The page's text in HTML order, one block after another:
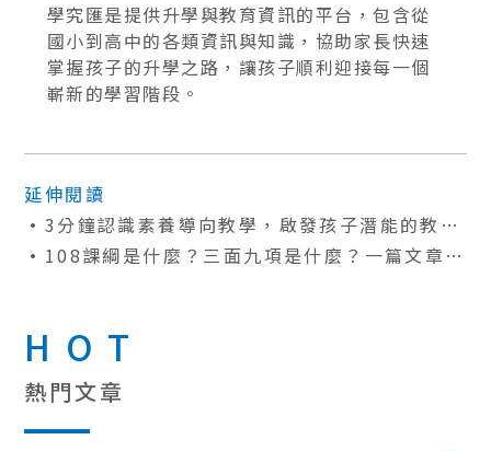
學究匯是提供升學與教育資訊的平台，包含從
國小到高中的各類資訊與知識，協助家長快速
掌握孩子的升學之路，讓孩子順利迎接每一個
嶄新的學習階段。
延伸閱讀
3分鐘認識素養導向教學，啟發孩子潛能的教育
新模式
108課綱是什麼？三面九項是什麼？一篇文章帶
HOT
熱門文章